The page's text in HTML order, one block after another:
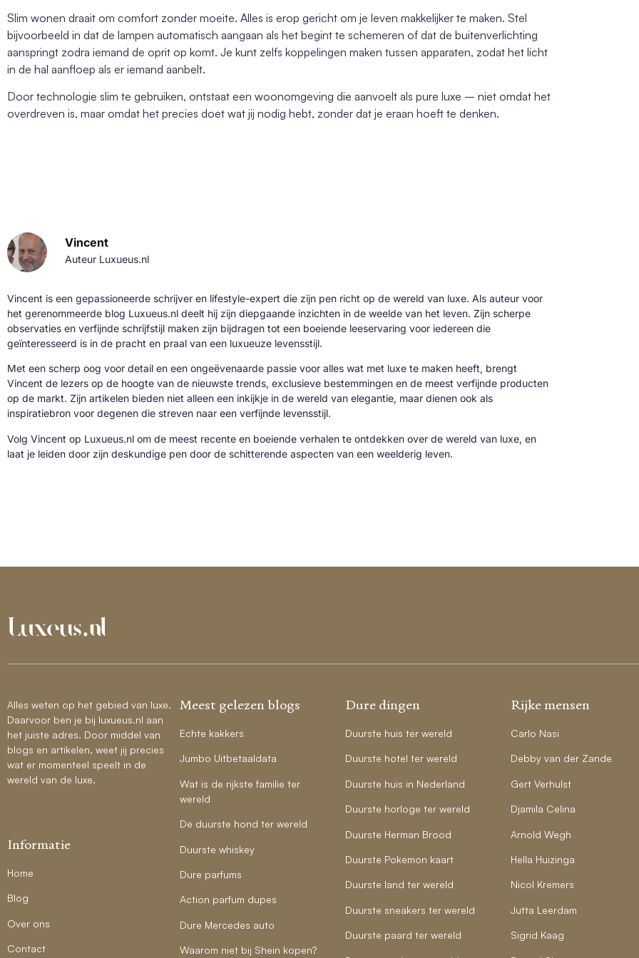
Slim wonen draait om comfort zonder moeite. Alles is erop gericht om je leven makkelijker te maken. Stel
bijvoorbeeld in dat de lampen automatisch aangaan als het begint te schemeren of dat de buitenverlichting
aanspringt zodra iemand de oprit op komt. Je kunt zelfs koppelingen maken tussen apparaten, zodat het licht
in de hal aanfloep als er iemand aanbelt.
Door technologie slim te gebruiken, ontstaat een woonomgeving die aanvoelt als pure luxe – niet omdat het
overdreven is, maar omdat het precies doet wat jij nodig hebt, zonder dat je eraan hoeft te denken.
Vincent
Auteur Luxueus.nl
Vincent is een gepassioneerde schrijver en lifestyle-expert die zijn pen richt op de wereld van luxe. Als auteur voor
het gerenommeerde blog Luxueus.nl deelt hij zijn diepgaande inzichten in de weelde van het leven. Zijn scherpe
observaties en verfijnde schrijfstijl maken zijn bijdragen tot een boeiende leeservaring voor iedereen die
geïnteresseerd is in de pracht en praal van een luxueuze levensstijl.
Met een scherp oog voor detail en een ongeëvenaarde passie voor alles wat met luxe te maken heeft, brengt
Vincent de lezers op de hoogte van de nieuwste trends, exclusieve bestemmingen en de meest verfijnde producten
op de markt. Zijn artikelen bieden niet alleen een inkijkje in de wereld van elegantie, maar dienen ook als
inspiratiebron voor degenen die streven naar een verfijnde levensstijl.
Volg Vincent op Luxueus.nl om de meest recente en boeiende verhalen te ontdekken over de wereld van luxe, en
laat je leiden door zijn deskundige pen door de schitterende aspecten van een weelderig leven.
Alles weten op het gebied van luxe.
Daarvoor ben je bij luxueus.nl aan
het juiste adres. Door middel van
blogs en artikelen, weet jij precies
wat er momenteel speelt in de
wereld van de luxe.
Informatie
Home
Blog
Over ons
Contact
Meest gelezen blogs
Echte kakkers
Jumbo Uitbetaaldata
Wat is de rijkste familie ter
wereld
De duurste hond ter wereld
Duurste whiskey
Dure parfums
Action parfum dupes
Dure Mercedes auto
Waarom niet bij Shein kopen?
Dure dingen
Duurste huis ter wereld
Duurste hotel ter wereld
Duurste huis in Nederland
Duurste horloge ter wereld
Duurste Herman Brood
Duurste Pokemon kaart
Duurste land ter wereld
Duurste sneakers ter wereld
Duurste paard ter wereld
Rijke mensen
Carlo Nasi
Debby van der Zande
Gert Verhulst
Djamila Celina
Arnold Wegh
Hella Huizinga
Nicol Kremers
Jutta Leerdam
Sigrid Kaag